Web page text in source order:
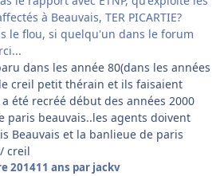
à Beauvais, TER PICARTIE?
le flou, si quelqu'un dans le forum
dans les année 80(dans les années
creil petit thérain et ils faisaient
été recréé début des années 2000
paris beauvais..les agents doivent
Beauvais et la banlieue de paris
creil
201411 ans par jackv